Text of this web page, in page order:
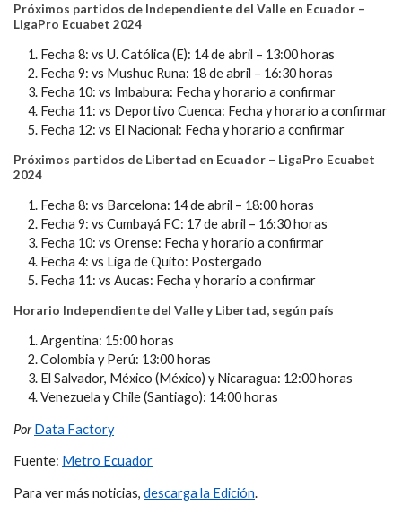
Próximos partidos de Independiente del Valle en Ecuador –
LigaPro Ecuabet 2024
Fecha 8: vs U. Católica (E): 14 de abril – 13:00 horas
Fecha 9: vs Mushuc Runa: 18 de abril – 16:30 horas
Fecha 10: vs Imbabura: Fecha y horario a confirmar
Fecha 11: vs Deportivo Cuenca: Fecha y horario a confirmar
Fecha 12: vs El Nacional: Fecha y horario a confirmar
Próximos partidos de Libertad en Ecuador – LigaPro Ecuabet
2024
Fecha 8: vs Barcelona: 14 de abril – 18:00 horas
Fecha 9: vs Cumbayá FC: 17 de abril – 16:30 horas
Fecha 10: vs Orense: Fecha y horario a confirmar
Fecha 4: vs Liga de Quito: Postergado
Fecha 11: vs Aucas: Fecha y horario a confirmar
Horario Independiente del Valle y Libertad, según país
Argentina: 15:00 horas
Colombia y Perú: 13:00 horas
El Salvador, México (México) y Nicaragua: 12:00 horas
Venezuela y Chile (Santiago): 14:00 horas
Por Data Factory
Fuente: Metro Ecuador
Para ver más noticias, descarga la Edición.